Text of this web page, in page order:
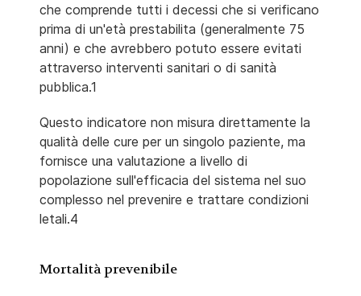
che comprende tutti i decessi che si verificano
prima di un'età prestabilita (generalmente 75
anni) e che avrebbero potuto essere evitati
attraverso interventi sanitari o di sanità
pubblica.1
Questo indicatore non misura direttamente la
qualità delle cure per un singolo paziente, ma
fornisce una valutazione a livello di
popolazione sull'efficacia del sistema nel suo
complesso nel prevenire e trattare condizioni
letali.4
Mortalità prevenibile